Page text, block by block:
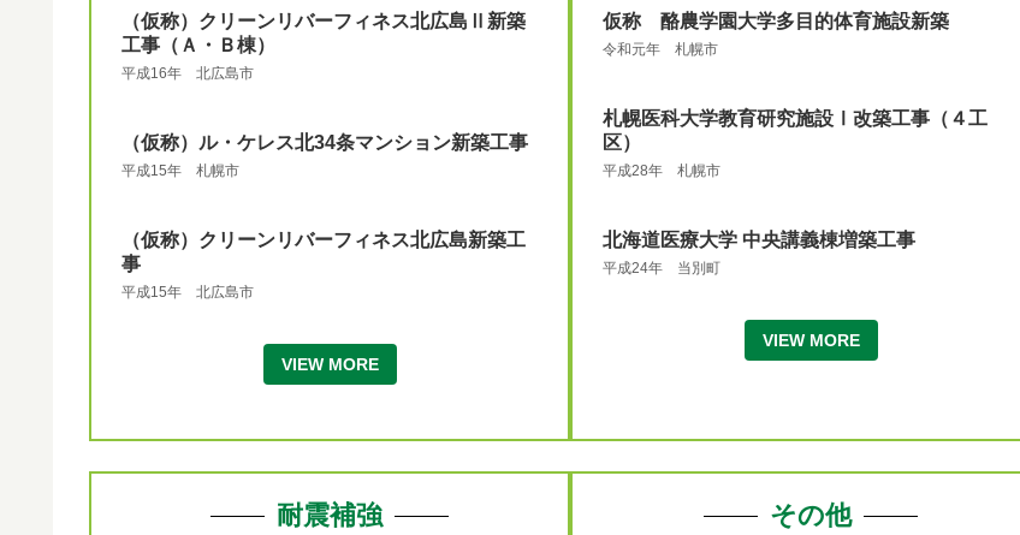
（仮称）クリーンリバーフィネス北広島Ⅱ新築
工事（Ａ・Ｂ棟）
平成16年 北広島市
（仮称）ル・ケレス北34条マンション新築工事
平成15年 札幌市
（仮称）クリーンリバーフィネス北広島新築工
事
平成15年 北広島市
VIEW MORE
仮称 酪農学園大学多目的体育施設新築
令和元年 札幌市
札幌医科大学教育研究施設Ⅰ改築工事（４工
区）
平成28年 札幌市
北海道医療大学 中央講義棟増築工事
平成24年 当別町
VIEW MORE
耐震補強 その他